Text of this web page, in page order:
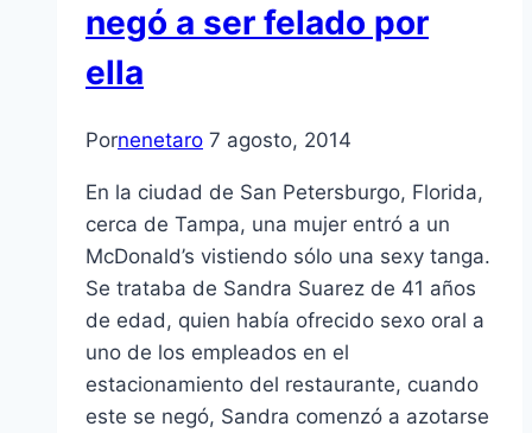
negó a ser felado por
ella
Pornenetaro 7 agosto, 2014
En la ciudad de San Petersburgo, Florida,
cerca de Tampa, una mujer entró a un
McDonald’s vistiendo sólo una sexy tanga.
Se trataba de Sandra Suarez de 41 años
de edad, quien había ofrecido sexo oral a
uno de los empleados en el
estacionamiento del restaurante, cuando
este se negó, Sandra comenzó a azotarse